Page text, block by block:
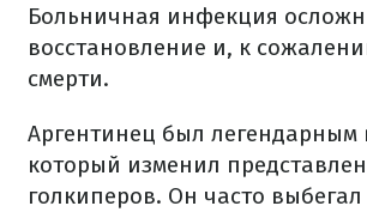
Больничная инфекция
восстановление и, к
смерти.
Аргентинец был легендарным
который изменил
голкиперов. Он часто